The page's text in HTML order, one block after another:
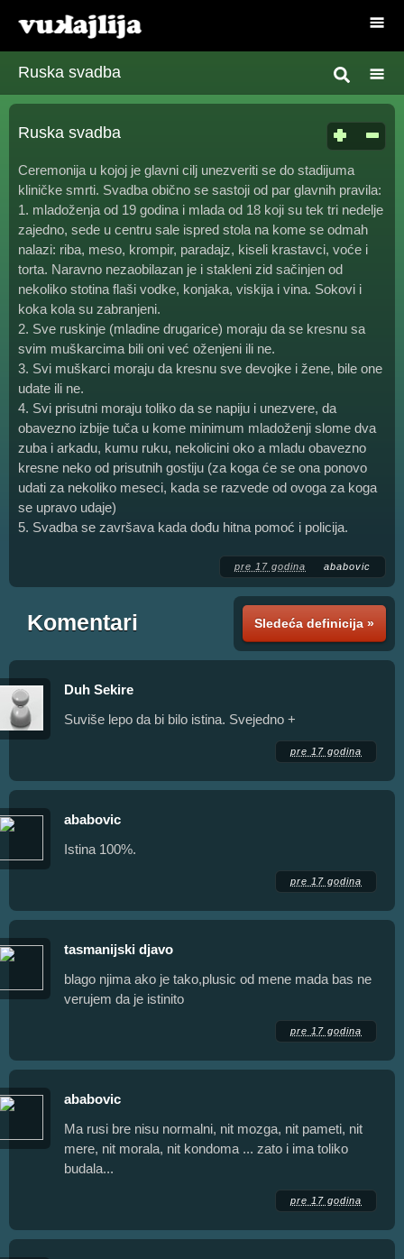
Ruska svadba
Ruska svadba
Ceremonija u kojoj je glavni cilj unezveriti se do stadijuma
kliničke smrti. Svadba obično se sastoji od par glavnih pravila:
1. mladoženja od 19 godina i mlada od 18 koji su tek tri nedelje
zajedno, sede u centru sale ispred stola na kome se odmah
nalazi: riba, meso, krompir, paradajz, kiseli krastavci, voće i
torta. Naravno nezaobilazan je i stakleni zid sačinjen od
nekoliko stotina flaši vodke, konjaka, viskija i vina. Sokovi i
koka kola su zabranjeni.
2. Sve ruskinje (mladine drugarice) moraju da se kresnu sa
svim muškarcima bili oni već oženjeni ili ne.
3. Svi muškarci moraju da kresnu sve devojke i žene, bile one
udate ili ne.
4. Svi prisutni moraju toliko da se napiju i unezvere, da
obavezno izbije tuča u kome minimum mladoženji slome dva
zuba i arkadu, kumu ruku, nekolicini oko a mladu obavezno
kresne neko od prisutnih gostiju (za koga će se ona ponovo
udati za nekoliko meseci, kada se razvede od ovoga za koga
se upravo udaje)
5. Svadba se završava kada dođu hitna pomoć i policija.
pre 17 godina ababovic
Sledeća definicija »
Komentari
Duh Sekire
Suviše lepo da bi bilo istina. Svejedno +
pre 17 godina
ababovic
Istina 100%.
pre 17 godina
tasmanijski djavo
blago njima ako je tako,plusic od mene mada bas ne
verujem da je istinito
pre 17 godina
ababovic
Ma rusi bre nisu normalni, nit mozga, nit pameti, nit
mere, nit morala, nit kondoma ... zato i ima toliko
budala...
pre 17 godina